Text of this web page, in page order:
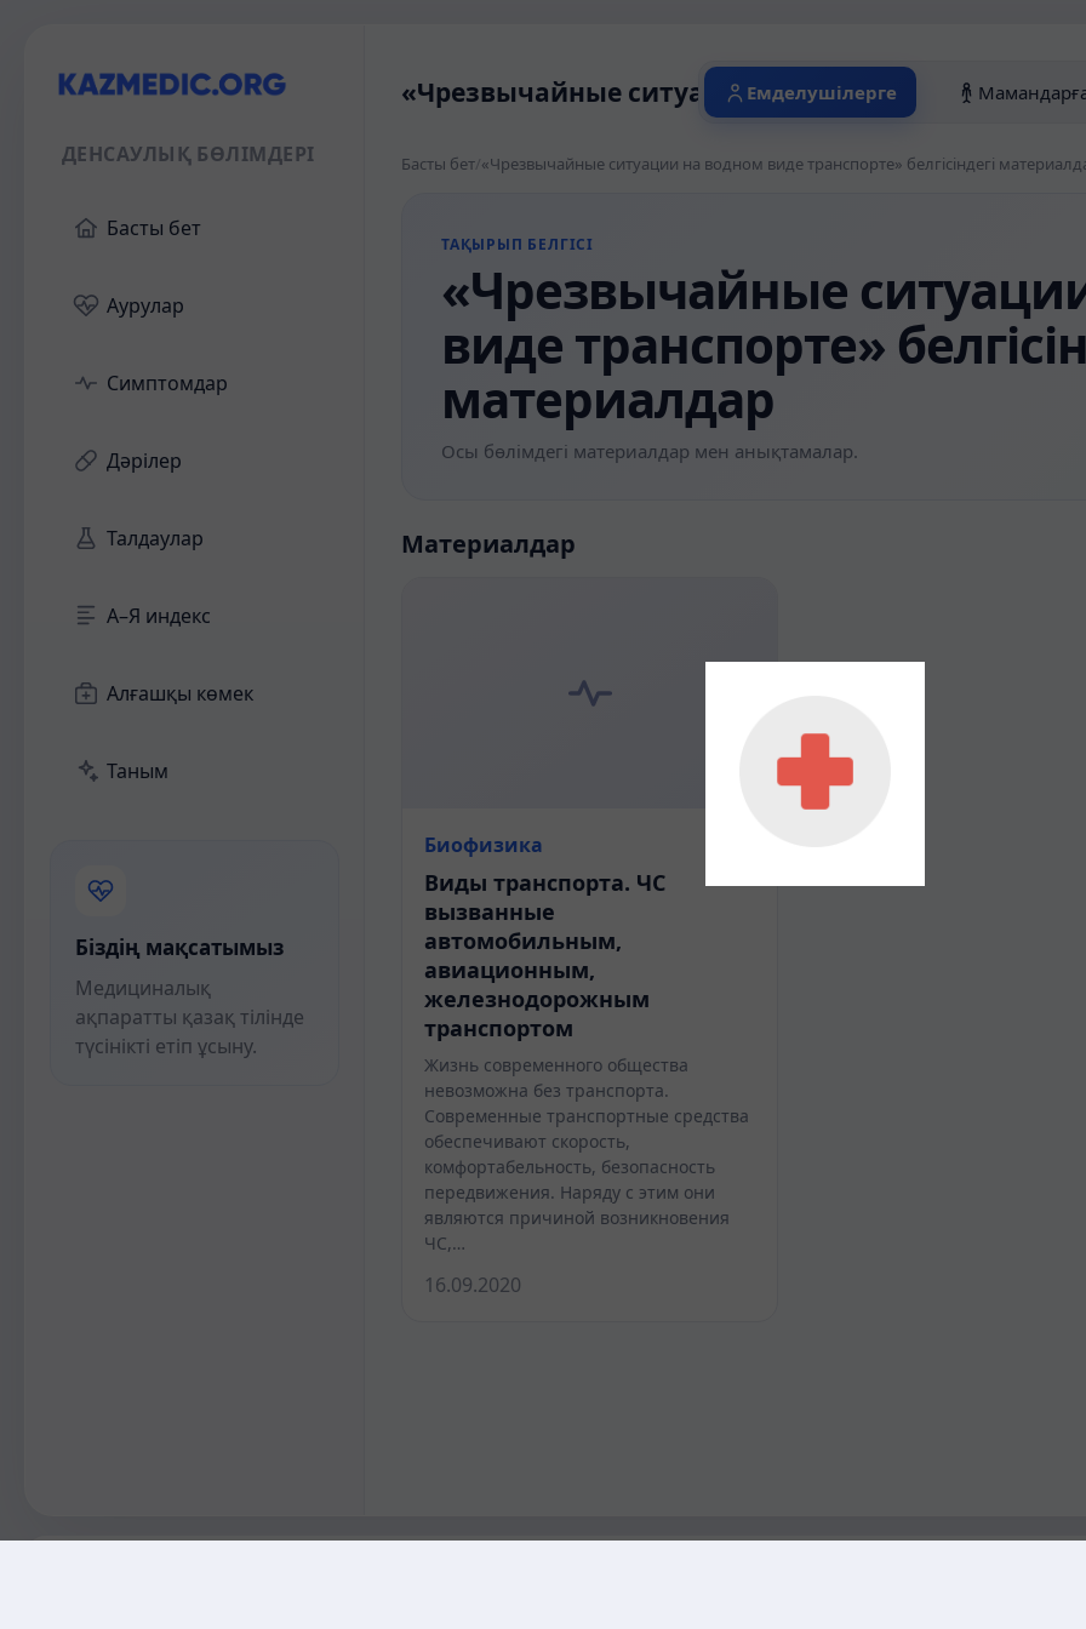
ДЕНСАУЛЫҚ БӨЛІМДЕРІ
Басты бет
Аурулар
Симптомдар
Дәрілер
Талдаулар
А–Я индекс
Алғашқы көмек
Таным
Біздің мақсатымыз
Медициналық
ақпаратты қазақ тілінде
түсінікті етіп ұсыну.
«Чрезвычайные ситуации на водном виде
Емделушілерге
Басты бет/«Чрезвычайные ситуации на водном виде транспорте» белгісіндегі
ТАҚЫРЫП БЕЛГІСІ
«Чрезвычайные
виде транспорте»
материалдар
Осы бөлімдегі материалдар мен анықтамалар.
Материалдар
Биофизика
Виды транспорта. ЧС
вызванные
автомобильным,
авиационным,
железнодорожным
транспортом
Жизнь современного общества
невозможна без транспорта.
Современные транспортные средства
обеспечивают скорость,
комфортабельность, безопасность
передвижения. Наряду с этим они
являются причиной возникновения
ЧС,…
16.09.2020